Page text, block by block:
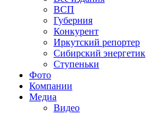
ВСП
Губерния
Конкурент
Иркутский репортер
Сибирский энергетик
Ступеньки
Фото
Компании
Медиа
Видео